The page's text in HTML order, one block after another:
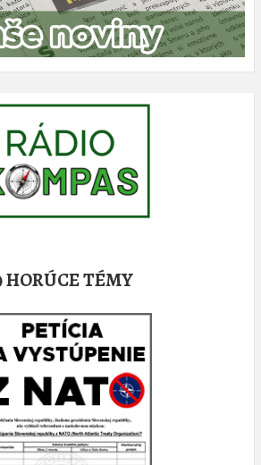
HORÚCE TÉMY